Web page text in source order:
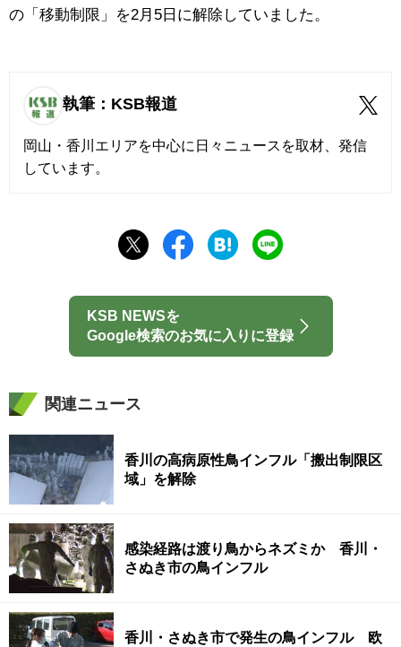
の「移動制限」を2月5日に解除していました。
執筆：KSB報道
岡山・香川エリアを中心に日々ニュースを取材、発信
しています。
KSB NEWSを
Google検索のお気に入りに登録
関連ニュース
香川の高病原性鳥インフル「搬出制限区
域」を解除
感染経路は渡り鳥からネズミか 香川・
さぬき市の鳥インフル
香川・さぬき市で発生の鳥インフル 欧